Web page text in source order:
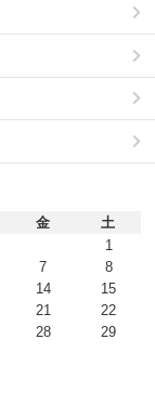
金
土
1
7
8
14
15
21
22
28
29